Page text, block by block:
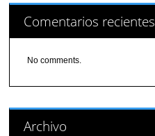
Comentarios recientes
No comments.
Archivo